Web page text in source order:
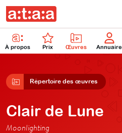
À propos Prix Œuvres Annuaire
Répertoire des œuvres
Clair de Lune
Moonlighting